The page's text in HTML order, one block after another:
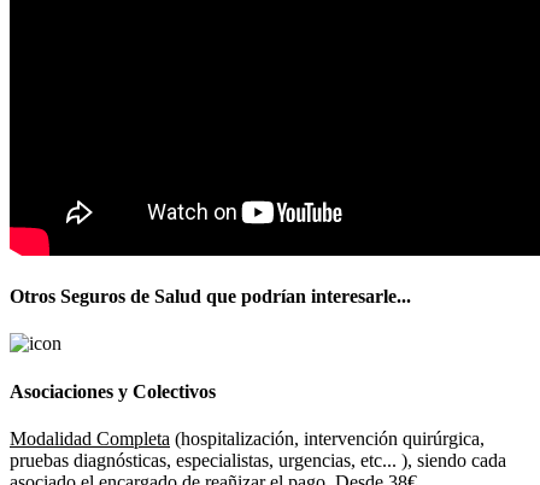
Otros Seguros de Salud que podrían interesarle...
Asociaciones y Colectivos
Modalidad Completa (hospitalización, intervención quirúrgica,
pruebas diagnósticas, especialistas, urgencias, etc... ), siendo cada